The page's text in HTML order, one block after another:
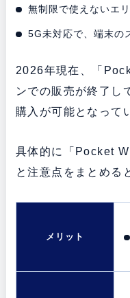
無制限で使えないエ
5G未対応で、端末の
2026年現在、「
ンでの販売が終了し
購入が可能となって
具体的に「Pocket
と注意点をまとめる
メリット